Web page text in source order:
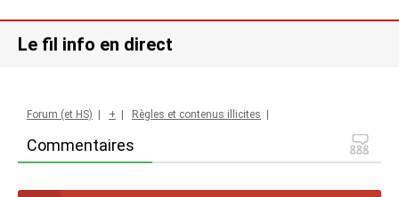
Le fil info en direct
Commentaires
Forum (et HS) + Règles et contenus illicites